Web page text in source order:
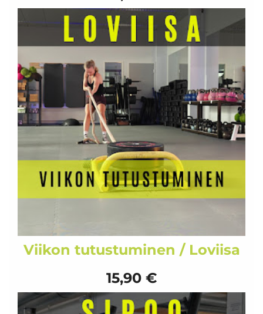
Viikon tutustuminen / Loviisa
15,90 €